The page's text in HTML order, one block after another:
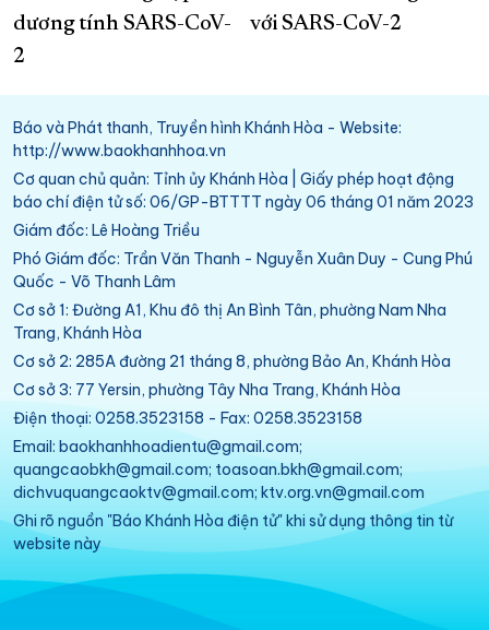
dương tính SARS-CoV-
2
với SARS-CoV-2
Báo và Phát thanh, Truyền hình Khánh Hòa - Website:
http://www.baokhanhhoa.vn
Cơ quan chủ quản: Tỉnh ủy Khánh Hòa | Giấy phép hoạt động
báo chí điện tử số: 06/GP-BTTTT ngày 06 tháng 01 năm 2023
Giám đốc: Lê Hoàng Triều
Phó Giám đốc: Trần Văn Thanh - Nguyễn Xuân Duy - Cung Phú
Quốc - Võ Thanh Lâm
Cơ sở 1: Đường A1, Khu đô thị An Bình Tân, phường Nam Nha
Trang, Khánh Hòa
Cơ sở 2: 285A đường 21 tháng 8, phường Bảo An, Khánh Hòa
Cơ sở 3: 77 Yersin, phường Tây Nha Trang, Khánh Hòa
Điện thoại: 0258.3523158 - Fax: 0258.3523158
Email: baokhanhhoadientu@gmail.com;
quangcaobkh@gmail.com; toasoan.bkh@gmail.com;
dichvuquangcaoktv@gmail.com; ktv.org.vn@gmail.com
Ghi rõ nguồn "Báo Khánh Hòa điện tử" khi sử dụng thông tin từ
website này